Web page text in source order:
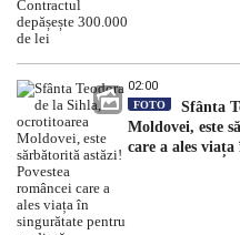
02:00
FOTO
Sfânta
Moldovei, este
care a ales